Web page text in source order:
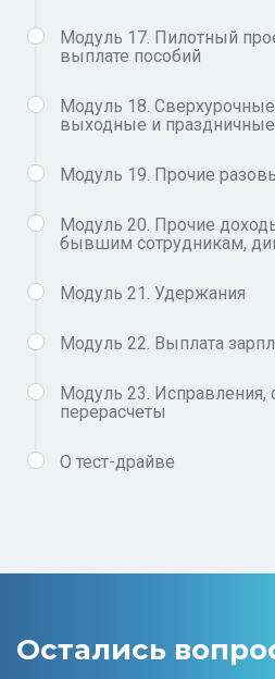
Модуль 17. Пилотный
выплате пособий
Модуль 18.
выходные и
Модуль 19. Прочие
Модуль 20. Прочие
бывшим сотрудникам,
Модуль 21. Удержания
Модуль 22. Выплата
Модуль 23. Исправления,
перерасчеты
О тест-драйве
Остались